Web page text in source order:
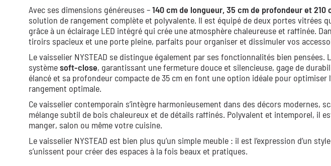
Avec ses dimensions généreuses –140 cm de longueur, 35 cm de profondeur et 210
solution de rangement complète et polyvalente. Il est équipé de deux portes vitrées
grâce à un éclairage LED intégré qui crée une atmosphère chaleureuse et raffinée.
tiroirs spacieux et une porte pleine, parfaits pour organiser et dissimuler vos
Le vaisselier NYSTEAD se distingue également par ses fonctionnalités bien
systèmesoft-close, garantissant une fermeture douce et silencieuse, gage de
élancé et sa profondeur compacte de 35 cm en font une option idéale pour optimiser
rangement optimale.
Ce vaisselier contemporain s’intègre harmonieusement dans des décors modernes,
mélange subtil de bois chaleureux et de détails raffinés. Polyvalent et intemporel, il
manger, salon ou même votre cuisine.
Le vaisselier NYSTEAD est bien plus qu’un simple meuble : il est l’expression d’un
s’unissent pour créer des espaces à la fois beaux et pratiques.